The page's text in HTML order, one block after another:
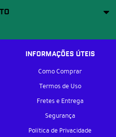
INFORMAÇÕES ÚTEIS
Como Comprar
Termos de Uso
Fretes e Entrega
Segurança
Política de Privacidade